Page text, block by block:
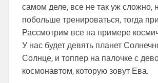
самом деле, все не так уж сложно,
побольше тренироваться, тогда
Рассмотрим все на примере
У нас будет девять планет
Солнце, и топпер на палочке с
космонавтом, которую зовут Ева.